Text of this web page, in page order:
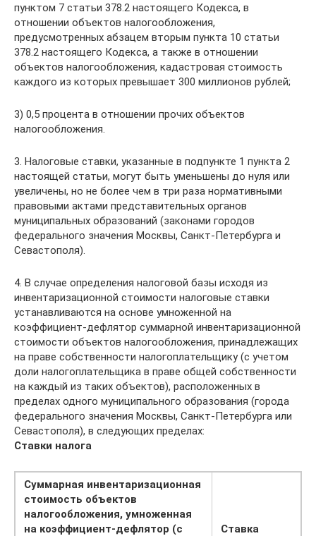
пунктом 7 статьи 378.2 настоящего Кодекса, в
отношении объектов налогообложения,
предусмотренных абзацем вторым пункта 10 статьи
378.2 настоящего Кодекса, а также в отношении
объектов налогообложения, кадастровая стоимость
каждого из которых превышает 300 миллионов рублей;
3) 0,5 процента в отношении прочих объектов
налогообложения.
3. Налоговые ставки, указанные в подпункте 1 пункта 2
настоящей статьи, могут быть уменьшены до нуля или
увеличены, но не более чем в три раза нормативными
правовыми актами представительных органов
муниципальных образований (законами городов
федерального значения Москвы, Санкт-Петербурга и
Севастополя).
4. В случае определения налоговой базы исходя из
инвентаризационной стоимости налоговые ставки
устанавливаются на основе умноженной на
коэффициент-дефлятор суммарной инвентаризационной
стоимости объектов налогообложения, принадлежащих
на праве собственности налогоплательщику (с учетом
доли налогоплательщика в праве общей собственности
на каждый из таких объектов), расположенных в
пределах одного муниципального образования (города
федерального значения Москвы, Санкт-Петербурга или
Севастополя), в следующих пределах:
Ставки налога
Суммарная инвентаризационная
стоимость объектов
налогообложения, умноженная
на коэффициент-дефлятор (с
Ставка